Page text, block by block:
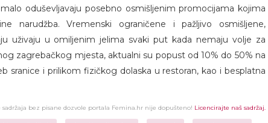
oduševljavaju posebno osmišljenim promocijama kojima
narudžba. Vremenski ograničene i pažljivo osmišljene,
uživaju u omiljenim jelima svaki put kada nemaju volje za
zagrebačkog mjesta, aktualni su popust od 10% do 50% na
sranice i prilikom fizičkog dolaska u restoran, kao i besplatna
bez pisane dozvole portala Femina.hr nije dopušteno! Licencirajte naš sadržaj.